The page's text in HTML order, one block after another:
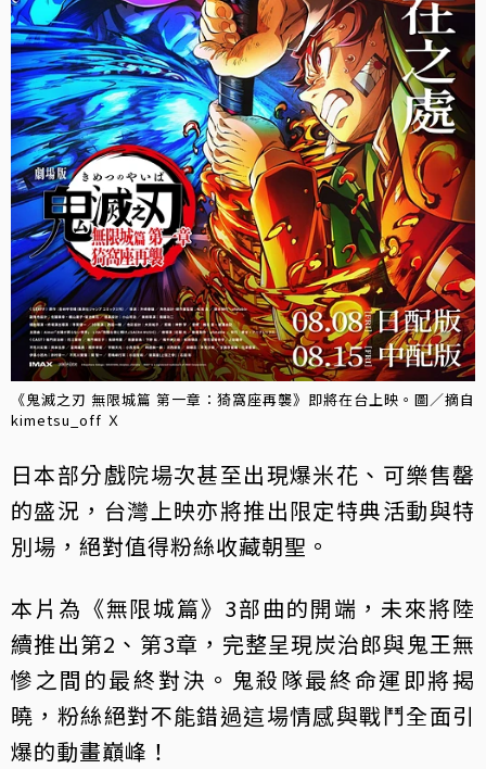
《鬼滅之刃 無限城篇 第一章：猗窩座再襲》即將在台上映。圖／摘自
kimetsu_off Ｘ
日本部分戲院場次甚至出現爆米花、可樂售罄
的盛況，台灣上映亦將推出限定特典活動與特
別場，絕對值得粉絲收藏朝聖。
本片為《無限城篇》3部曲的開端，未來將陸
續推出第2、第3章，完整呈現炭治郎與鬼王無
慘之間的最終對決。鬼殺隊最終命運即將揭
曉，粉絲絕對不能錯過這場情感與戰鬥全面引
爆的動畫巔峰！